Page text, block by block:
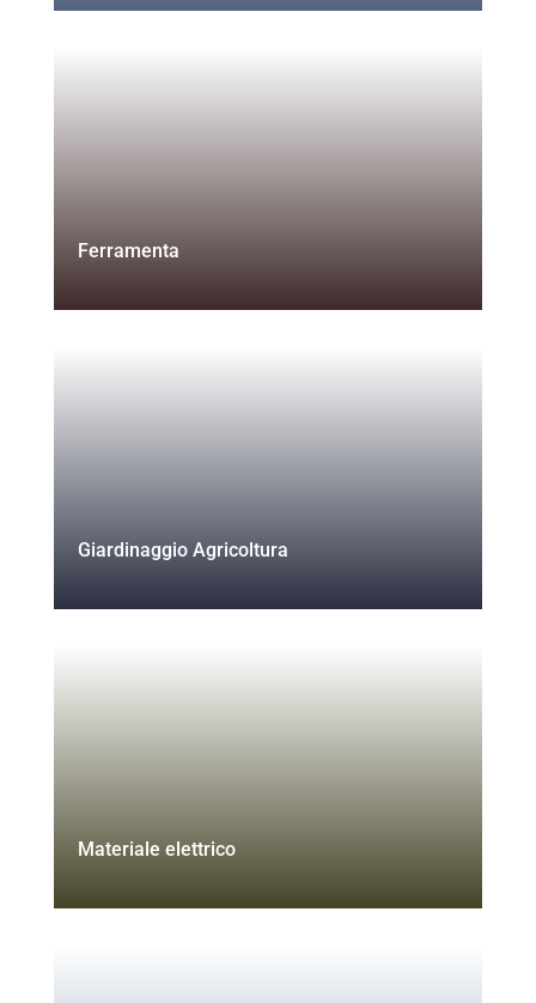
Ferramenta
Giardinaggio Agricoltura
Materiale elettrico